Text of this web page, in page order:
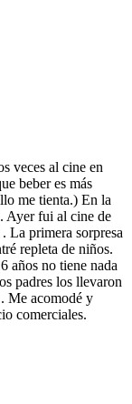
veces al cine en
beber es más
me tienta.) En la
Ayer fui al cine de
La primera sorpresa
repleta de niños.
años no tiene nada
padres los llevaron
Me acomodé y
comerciales.